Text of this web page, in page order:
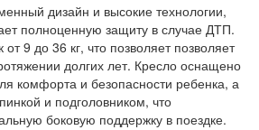
дизайн и высокие технологии,
полноценную защиту в случае ДТП.
9 до 36 кг, что позволяет позволяет
долгих лет. Кресло оснащено
комфорта и безопасности ребенка, а
и подголовником, что
боковую поддержку в поездке.